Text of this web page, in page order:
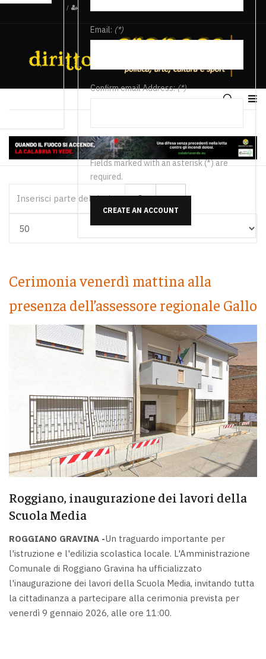
/
Email: (*)
Confirm email Address:(*)
Fields marked with an asterisk (*) are
required.
CREATE AN ACCOUNT
Cerimonia venerdì mattina alla
presenza dell’assessore regionale Gallo
Roggiano, inaugurazione dei lavori della
Scuola Media
ROGGIANO GRAVINA -Un traguardo importante per
l'istruzione e l'edilizia scolastica locale. L'Amministrazione
Comunale di Roggiano Gravina ha ufficializzato
l'inaugurazione dei lavori della Scuola Media, invitando tutta
la cittadinanza a partecipare alla cerimonia prevista per
venerdì 9 gennaio 2026, alle ore 11:00.